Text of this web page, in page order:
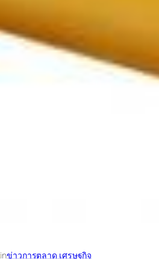
inข่าวการตลาด เศรษฐกิจ